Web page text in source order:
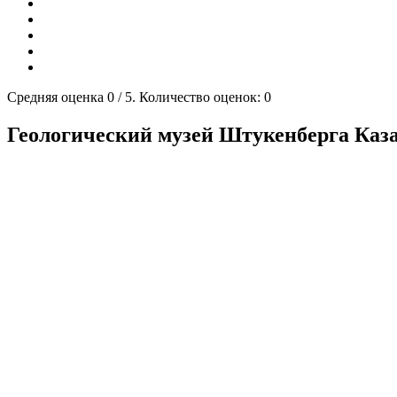
Средняя оценка 0 / 5. Количество оценок: 0
Геологический музей Штукенберга